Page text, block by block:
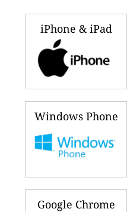
iPhone & iPad
Windows Phone
Google Chrome